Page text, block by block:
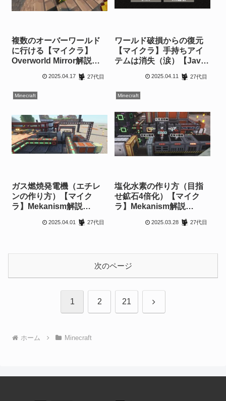
複数のオーバーワールド
に行ける【マイクラ】
Overworld Mirror解説
2025.04.17 27代目
ワールド破損からの復元
【マイクラ】手持ちアイ
テムは消失（涙）【Java
2025.04.11 27代目
Minecraft
ガス燃焼発電機（エチレ
ンの作り方）【マイク
ラ】Mekanism解説
2025.04.01 27代目
Minecraft
塩化水素の作り方（目指
せ鉱石4倍化）【マイク
ラ】Mekanism解説
2025.03.28 27代目
次のページ
1 2 21 次
ホーム Minecraft